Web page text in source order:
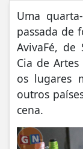
Uma
passada de
AvivaFé,
Cia de
os lugares
outros
cena.